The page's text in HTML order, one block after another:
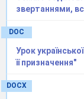
звертаннями,
DOC
Урок
її призначення"
DOCX